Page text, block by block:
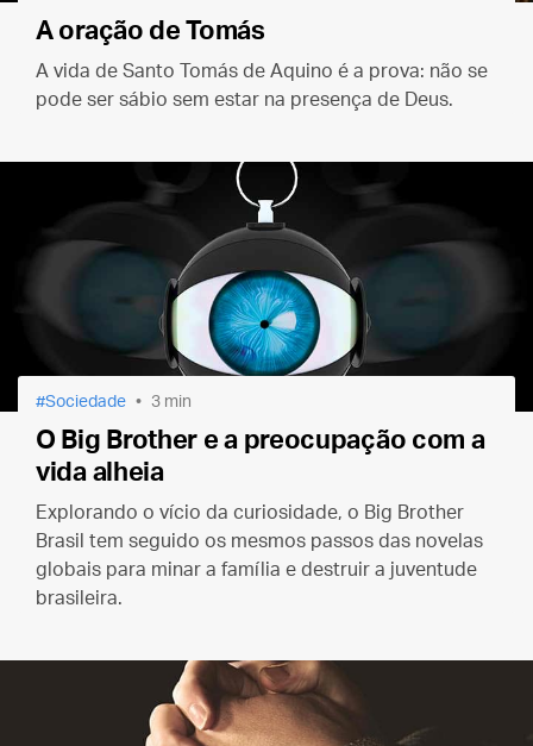
A oração de Tomás
A vida de Santo Tomás de Aquino é a prova: não se
pode ser sábio sem estar na presença de Deus.
Sociedade 3 min
O Big Brother e a preocupação com a
vida alheia
Explorando o vício da curiosidade, o Big Brother
Brasil tem seguido os mesmos passos das novelas
globais para minar a família e destruir a juventude
brasileira.